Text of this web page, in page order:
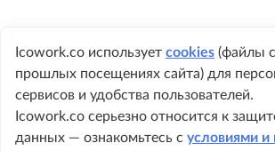
Icowork.co использует cookies (файлы
прошлых посещениях сайта) для
сервисов и удобства пользователей.
Icowork.co серьезно относится к
данных — ознакомьтесь с условиями и
+ 7 495 149-8999